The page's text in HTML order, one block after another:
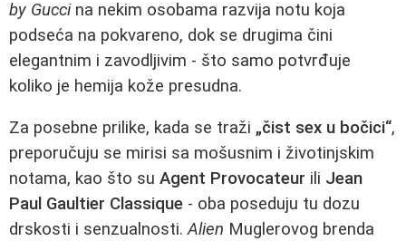
by Guccina nekim osobama razvija notu koja
podseća na pokvareno, dok se drugima čini
elegantnim i zavodljivim - što samo potvrđuje
koliko je hemija kože presudna.
Za posebne prilike, kada se traži „čist sex u bočici“,
preporučuju se mirisi sa mošusnim i životinjskim
notama, kao što su Agent Provocateur ili Jean
Paul Gaultier Classique - oba poseduju tu dozu
drskosti i senzualnosti.Alien Muglerovog brenda